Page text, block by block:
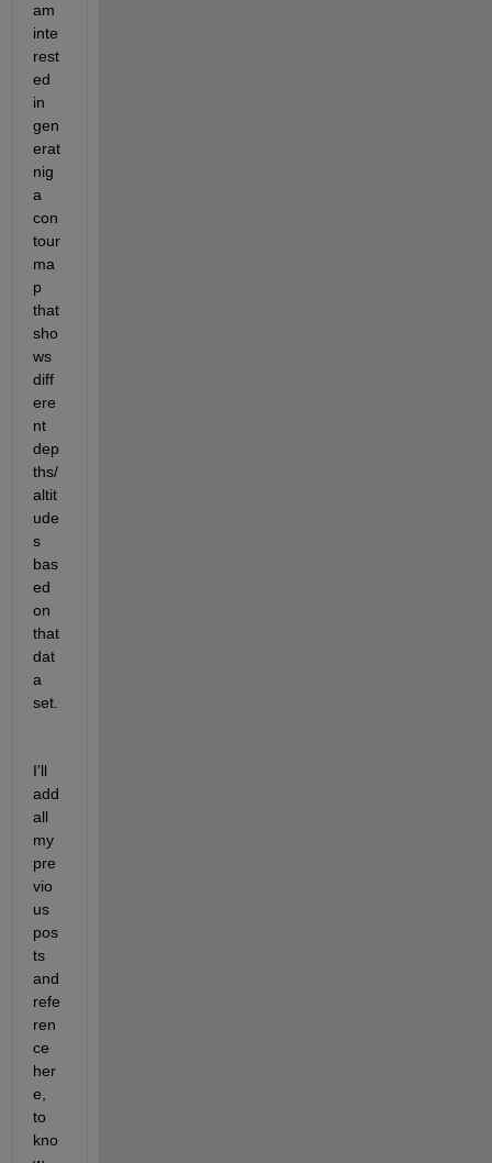
am
inte
rest
ed
in
gen
erat
nig
a
con
tour
ma
p
that
sho
ws
diff
ere
nt
dep
ths/
altit
ude
s
bas
ed
on
that
dat
a
set.
I'll
add
all
my
pre
vio
us
pos
ts
and
refe
ren
ce
her
e,
to
kno